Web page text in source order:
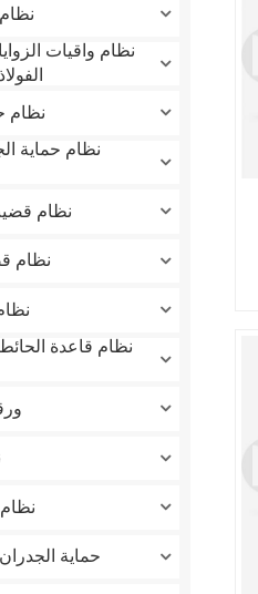
نظام واقيات
نظام
نظام حماية
نظام
نظام
نظام قاعدة
نظام
حماية